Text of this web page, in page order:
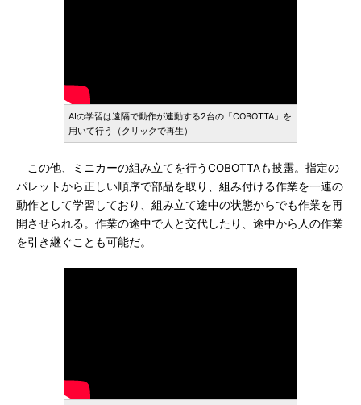
AIの学習は遠隔で動作が連動する2台の「COBOTTA」を
用いて行う（クリックで再生）
この他、ミニカーの組み立てを行うCOBOTTAも披露。指定の
パレットから正しい順序で部品を取り、組み付ける作業を一連の
動作として学習しており、組み立て途中の状態からでも作業を再
開させられる。作業の途中で人と交代したり、途中から人の作業
を引き継ぐことも可能だ。